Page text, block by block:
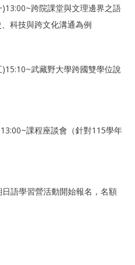
跨院課堂與文理邊界之語
科技與跨文化溝通為例
武藏野大學跨國雙學位說
課程座談會（針對115學年
語學習營活動開始報名，名額